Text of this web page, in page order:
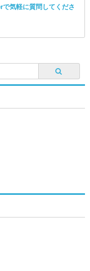
気軽に質問してくださ